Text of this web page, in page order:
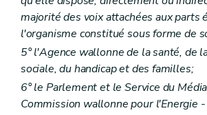
majorité des voix attachées aux parts
l'organisme constitué sous forme de
5° l'Agence wallonne de la santé, de
sociale, du handicap et des familles;
6° le Parlement et le Service du
Commission wallonne pour l'Energie